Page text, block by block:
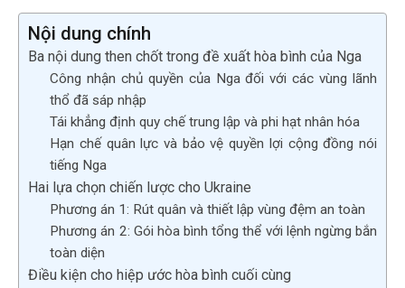
Nội dung chính
Ba nội dung then chốt trong đề xuất hòa bình của Nga
Công nhận chủ quyền của Nga đối với các vùng lãnh
thổ đã sáp nhập
Tái khẳng định quy chế trung lập và phi hạt nhân hóa
Hạn chế quân lực và bảo vệ quyền lợi cộng đồng nói
tiếng Nga
Hai lựa chọn chiến lược cho Ukraine
Phương án 1: Rút quân và thiết lập vùng đệm an toàn
Phương án 2: Gói hòa bình tổng thể với lệnh ngừng bắn
toàn diện
Điều kiện cho hiệp ước hòa bình cuối cùng